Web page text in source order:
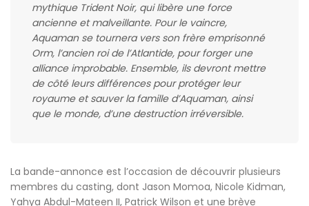
mythique Trident Noir, qui libère une force
ancienne et malveillante. Pour le vaincre,
Aquaman se tournera vers son frère emprisonné
Orm, l’ancien roi de l’Atlantide, pour forger une
alliance improbable. Ensemble, ils devront mettre
de côté leurs différences pour protéger leur
royaume et sauver la famille d’Aquaman, ainsi
que le monde, d’une destruction irréversible.
La bande-annonce est l’occasion de découvrir plusieurs
membres du casting, dont Jason Momoa, Nicole Kidman,
Yahya Abdul-Mateen II, Patrick Wilson et une brève